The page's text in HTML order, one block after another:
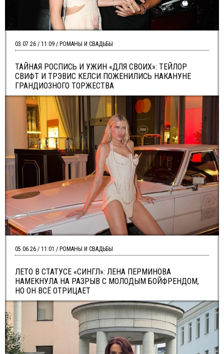
ТАЙНАЯ РОСПИСЬ И УЖИН «ДЛЯ СВОИХ»: ТЕЙЛОР
СВИФТ И ТРЭВИС КЕЛСИ ПОЖЕНИЛИСЬ НАКАНУНЕ
ГРАНДИОЗНОГО ТОРЖЕСТВА
03.07.26 / 11:09 / РОМАНЫ И СВАДЬБЫ
ЛЕТО В СТАТУСЕ «СИНГЛ»: ЛЕНА ПЕРМИНОВА
НАМЕКНУЛА НА РАЗРЫВ С МОЛОДЫМ БОЙФРЕНДОМ,
НО ОН ВСЁ ОТРИЦАЕТ
05.06.26 / 11:01 / РОМАНЫ И СВАДЬБЫ